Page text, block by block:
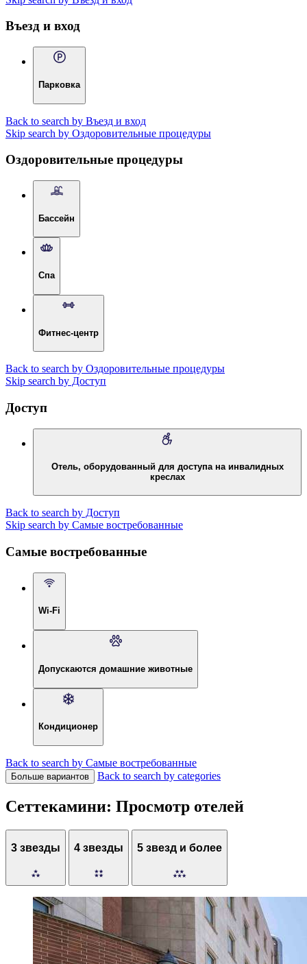
Въезд и вход
Парковка
Back to search by Въезд и вход
Skip search by Оздоровительные процедуры
Оздоровительные процедуры
Бассейн
Спа
Фитнес-центр
Back to search by Оздоровительные процедуры
Skip search by Доступ
Доступ
Отель, оборудованный для доступа на инвалидных
креслах
Back to search by Доступ
Skip search by Самые востребованные
Самые востребованные
Wi-Fi
Допускаются домашние животные
Кондиционер
Back to search by Самые востребованные
Больше вариантов Back to search by categories
Сеттекамини: Просмотр отелей
3 звезды 4 звезды 5 звезд и более